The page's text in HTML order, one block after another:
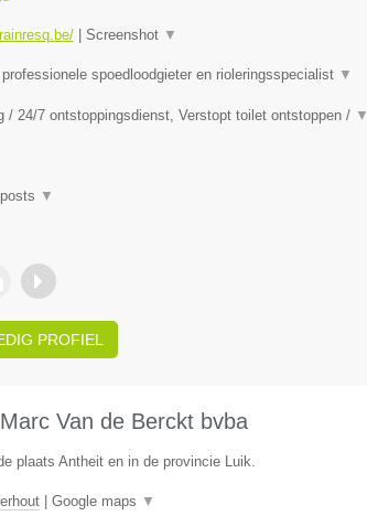
| Screenshot ▼
spoedloodgieter en rioleringsspecialist ▼
/ 24/7 ontstoppingsdienst, Verstopt toilet ontstoppen / ▼
▼
PROFIEL
Van de Berckt bvba
plaats Antheit en in de provincie Luik.
| Google maps ▼